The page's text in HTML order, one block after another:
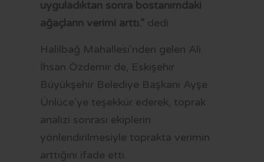
uyguladıktan sonra bostanımdaki
ağaçların verimi arttı.” dedi.
Halilbağ Mahallesi’nden gelen Ali
İhsan Özdemir de, Eskişehir
Büyükşehir Belediye Başkanı Ayşe
Ünlüce’ye teşekkür ederek, toprak
analizi sonrası ekiplerin
yönlendirilmesiyle toprakta verimin
arttığını ifade etti.